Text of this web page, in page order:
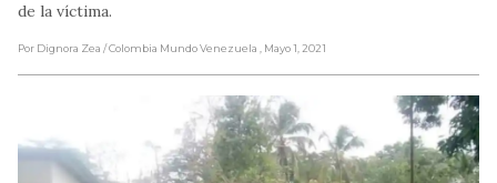
de la víctima.
Por Dignora Zea / Colombia Mundo Venezuela , Mayo 1, 2021